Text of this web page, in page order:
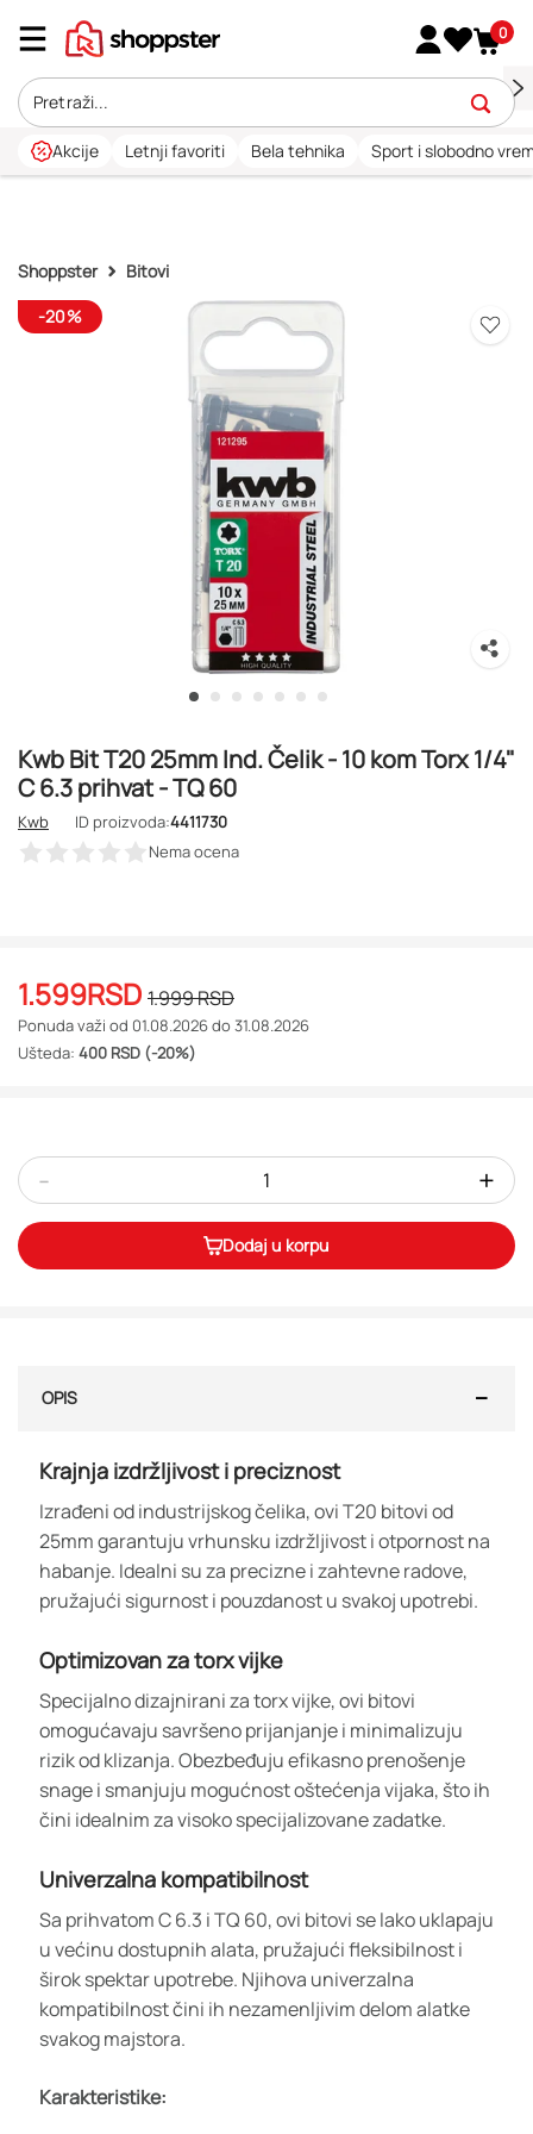
0
Akcije Letnji favoriti Bela tehnika Sport i slobodno
Shoppster
Bitovi
-20%
Kwb Bit T20 25mm Ind. Čelik - 10 kom Torx 1/4"
C 6.3 prihvat - TQ 60
Kwb ID proizvoda:4411730
Nema ocena
1.599RSD 1.999RSD
Ponuda važi od 01.08.2026 do 31.08.2026
Ušteda: 400 RSD (-20%)
- +
Dodaj u korpu
OPIS
Krajnja izdržljivost i preciznost
Izrađeni od industrijskog čelika, ovi T20 bitovi od
25mm garantuju vrhunsku izdržljivost i otpornost na
habanje. Idealni su za precizne i zahtevne radove,
pružajući sigurnost i pouzdanost u svakoj upotrebi.
Optimizovan za torx vijke
Specijalno dizajnirani za torx vijke, ovi bitovi
omogućavaju savršeno prijanjanje i minimalizuju
rizik od klizanja. Obezbeđuju efikasno prenošenje
snage i smanjuju mogućnost oštećenja vijaka, što ih
čini idealnim za visoko specijalizovane zadatke.
Univerzalna kompatibilnost
Sa prihvatom C 6.3 i TQ 60, ovi bitovi se lako uklapaju
u većinu dostupnih alata, pružajući fleksibilnost i
širok spektar upotrebe. Njihova univerzalna
kompatibilnost čini ih nezamenljivim delom alatke
svakog majstora.
Karakteristike: